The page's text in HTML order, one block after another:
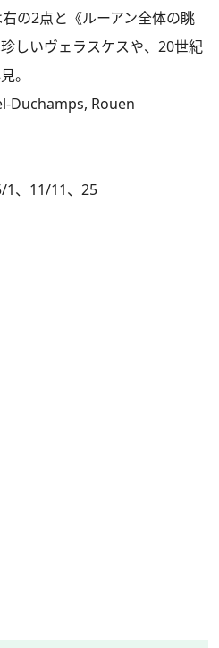
の2点と《ルーアン全体の眺
しいヴェラスケスや、20世紀
。
Duchamps, Rouen
、11/11、25